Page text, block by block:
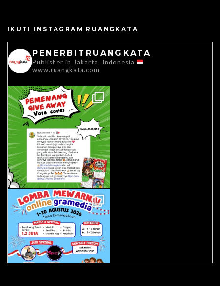
IKUTI INSTAGRAM RUANGKATA
PENERBITRUANGKATA
Publisher in Jakarta, Indonesia
www.ruangkata.com